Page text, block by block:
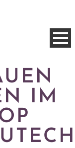
IM